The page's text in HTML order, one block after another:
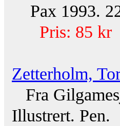
Pax 1993.
Pris: 85 kr
Zetterholm,
Fra
Illustrert. Pen.